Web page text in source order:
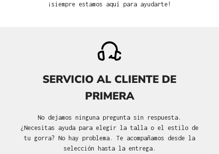
¡siempre estamos aquí para ayudarte!
SERVICIO AL CLIENTE DE
PRIMERA
No dejamos ninguna pregunta sin respuesta.
¿Necesitas ayuda para elegir la talla o el estilo de
tu gorra? No hay problema. Te acompañamos desde la
selección hasta la entrega.